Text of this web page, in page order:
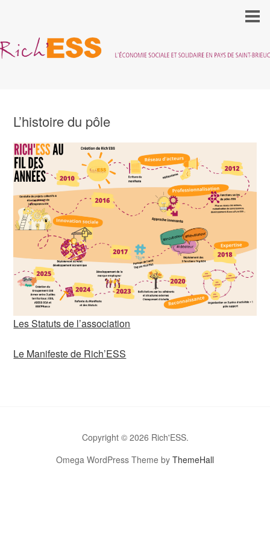
L’histoire du pôle
Les Statuts de l’association
Le Manifeste de Rich’ESS
Copyright © 2026 Rich'ESS.
Omega WordPress Theme by ThemeHall